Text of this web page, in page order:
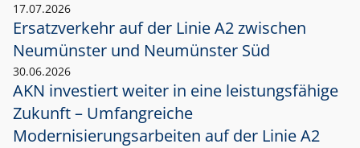
17.07.2026
Ersatzverkehr auf der Linie A2 zwischen
Neumünster und Neumünster Süd
30.06.2026
AKN investiert weiter in eine leistungsfähige
Zukunft – Umfangreiche
Modernisierungsarbeiten auf der Linie A2